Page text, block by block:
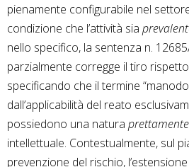
pienamente configurabile nel
condizione che l’attività sia
nello specifico, la sentenza n.
parzialmente corregge il tiro
specificando che il termine
dall’applicabilità del reato
possiedono una natura prettamente
intellettuale. Contestualmente, sul
prevenzione del rischio,